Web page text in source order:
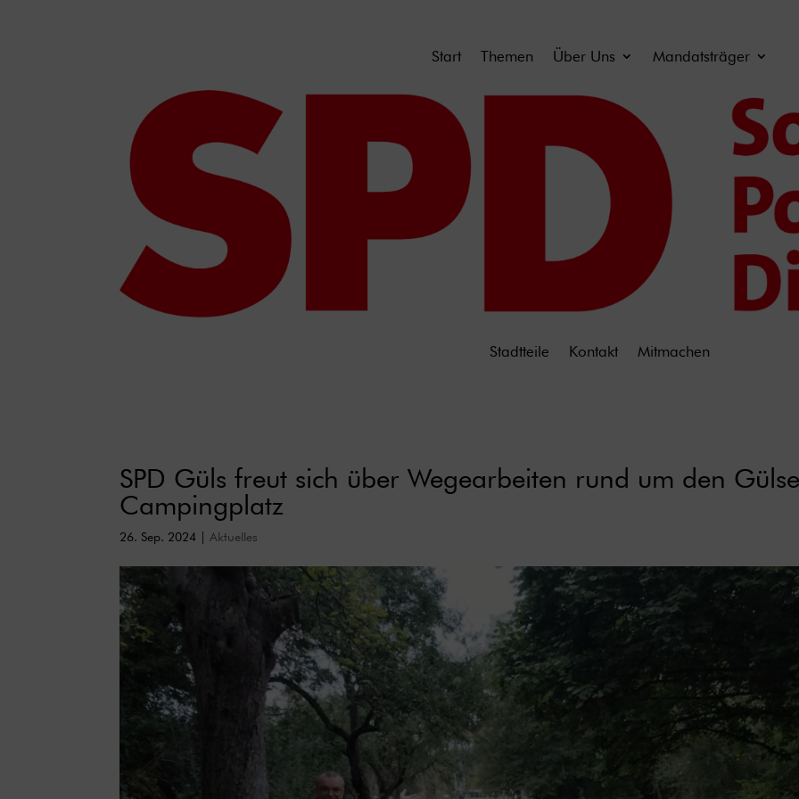
Start Themen Über Uns Mandatsträger
Stadtteile Kontakt Mitmachen
SPD Güls freut sich über Wegearbeiten rund um den
Campingplatz
26. Sep. 2024 Aktuelles